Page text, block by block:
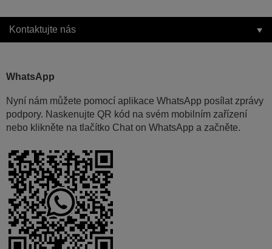
Kontaktujte nás
WhatsApp
Nyní nám můžete pomocí aplikace WhatsApp posílat zprávy
podpory. Naskenujte QR kód na svém mobilním zařízení
nebo klikněte na tlačítko Chat on WhatsApp a začněte.